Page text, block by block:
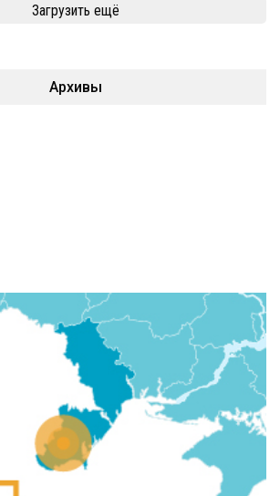
Загрузить ещё
Архивы